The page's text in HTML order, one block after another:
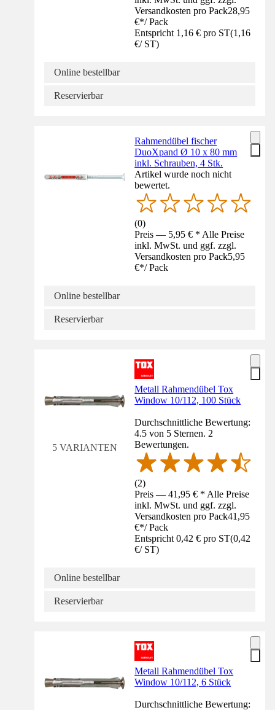
Versandkosten pro Pack28,95
€*/ Pack
Entspricht 1,16 € pro ST(1,16
€/ ST)
Online bestellbar
Reservierbar
Rahmendübel fischer
DuoXpand Ø 10 x 80 mm
inkl. Schrauben, 4 Stk.
Artikel wurde noch nicht
bewertet.
(0)
Preis — 5,95 € * Alle Preise
inkl. MwSt. und ggf. zzgl.
Versandkosten pro Pack5,95
€*/ Pack
Online bestellbar
Reservierbar
5 VARIANTEN
Metall Rahmendübel Tox
Window 10/112, 100 Stück
Durchschnittliche Bewertung:
4.5 von 5 Sternen. 2
Bewertungen.
(2)
Preis — 41,95 € * Alle Preise
inkl. MwSt. und ggf. zzgl.
Versandkosten pro Pack41,95
€*/ Pack
Entspricht 0,42 € pro ST(0,42
€/ ST)
Online bestellbar
Reservierbar
Metall Rahmendübel Tox
Window 10/112, 6 Stück
Durchschnittliche Bewertung: